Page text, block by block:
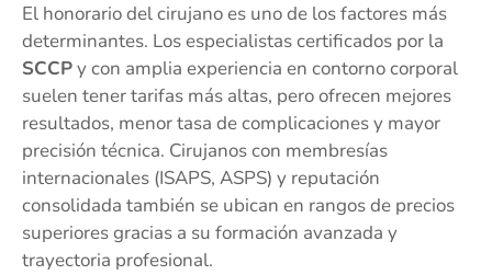
El honorario del cirujano es uno de los factores más
determinantes. Los especialistas certificados por la
SCCPy con amplia experiencia en contorno corporal
suelen tener tarifas más altas, pero ofrecen mejores
resultados, menor tasa de complicaciones y mayor
precisión técnica. Cirujanos con membresías
internacionales (ISAPS, ASPS) y reputación
consolidada también se ubican en rangos de precios
superiores gracias a su formación avanzada y
trayectoria profesional.